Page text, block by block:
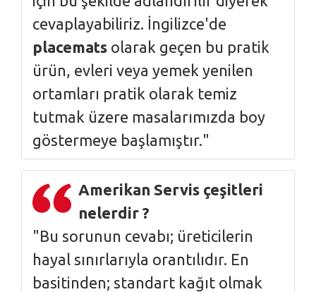
cevaplayabiliriz. İngilizce'de
placemats olarak geçen bu pratik
ürün, evleri veya yemek yenilen
ortamları pratik olarak temiz
tutmak üzere masalarımızda boy
göstermeye başlamıştır."
Amerikan Servis çeşitleri
nelerdir ?
"Bu sorunun cevabı; üreticilerin
hayal sınırlarıyla orantılıdır. En
basitinden; standart kağıt olmak